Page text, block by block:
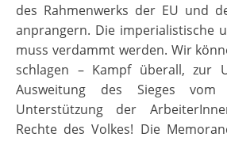
des Rahmenwerks der EU und
anprangern. Die imperialistische
muss verdammt werden. Wir
schlagen – Kampf überall, zur
Ausweitung des Sieges
Unterstützung der
Rechte des Volkes! Die